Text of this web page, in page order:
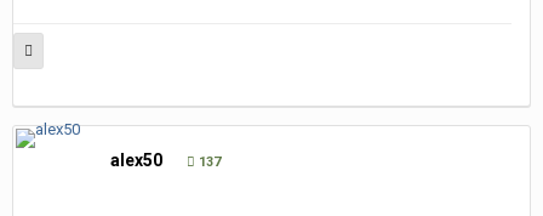
alex50 137